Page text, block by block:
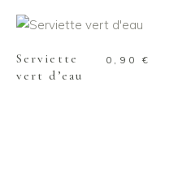
PANIER
Serviette
vert d’eau
0,90 €